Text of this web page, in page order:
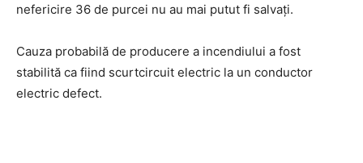
nefericire 36 de purcei nu au mai putut fi salvați.
Cauza probabilă de producere a incendiului a fost
stabilită ca fiind scurtcircuit electric la un conductor
electric defect.